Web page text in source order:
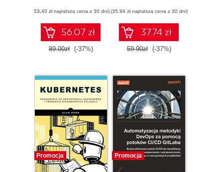
zespołami
(53,40 zł najniższa cena z 30 dni)
56.07 zł
89.00zł (-37%)
Wydanie II
(35,94 zł najniższa cena z 30 dni)
37.74 zł
59.90zł (-37%)
Promocja Promocja